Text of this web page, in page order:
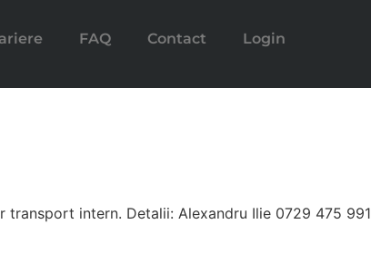
FAQ Contact Login
intern. Detalii: Alexandru Ilie 0729 475 991